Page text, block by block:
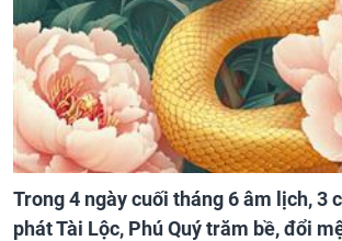
Trong 4 ngày cuối tháng 6 âm lịch, 3
phát Tài Lộc, Phú Quý trăm bề, đổi